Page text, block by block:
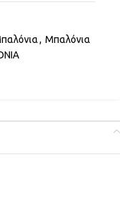
, Μπαλόνια